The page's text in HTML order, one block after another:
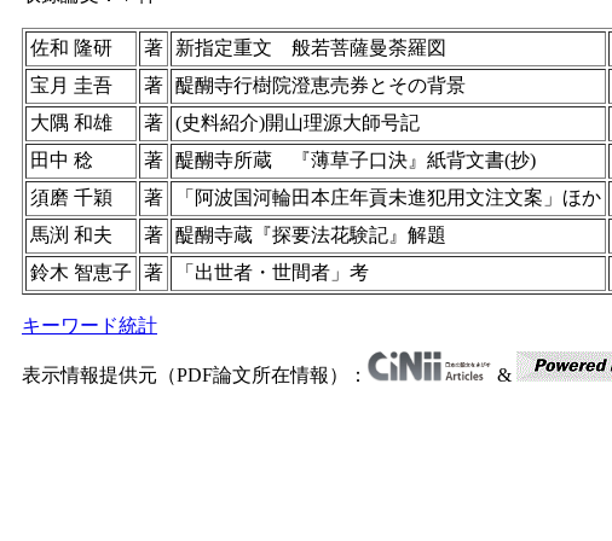
佐和 隆研 著 新指定重文 般若菩薩曼荼羅図
宝月 圭吾
著 醍醐寺行樹院澄恵売券とその背景
大隅 和雄
著 (史料紹介)開山理源大師号記
田中 稔
著 醍醐寺所蔵 『薄草子口決』紙背文書(抄)
須磨 千穎
著 「阿波国河輪田本庄年貢未進犯用文注文案」ほか
馬渕 和夫
著 醍醐寺蔵『探要法花験記』解題
鈴木 智恵子
著 「出世者・世間者」考
キーワード統計
表示情報提供元（PDF論文所在情報）： &